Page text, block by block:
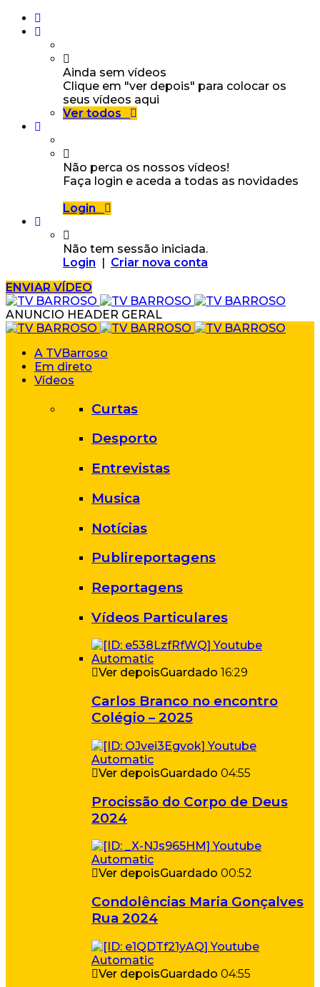
Ainda sem vídeos
Clique em "ver depois" para colocar os
seus vídeos aqui
Ver todos
Não perca os nossos vídeos!
Faça login e aceda a todas as novidades
Login
Não tem sessão iniciada.
Login | Criar nova conta
ENVIAR VÍDEO
ANUNCIO HEADER GERAL
A TVBarroso
Em direto
Vídeos
Curtas
Desporto
Entrevistas
Musica
Notícias
Publireportagens
Reportagens
Vídeos Particulares
Ver depoisGuardado 16:29
Carlos Branco no encontro
Colégio – 2025
Ver depoisGuardado 04:55
Procissão do Corpo de Deus
2024
Ver depoisGuardado 00:52
Condolências Maria Gonçalves
Rua 2024
Ver depoisGuardado 04:55